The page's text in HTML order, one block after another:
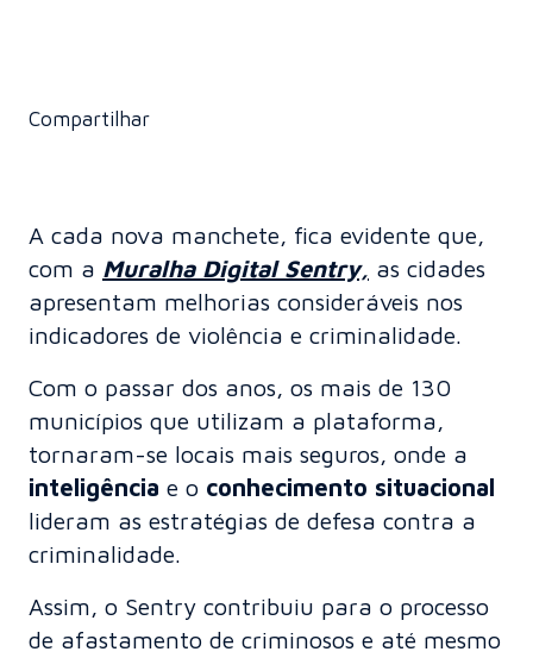
Compartilhar
A cada nova manchete, fica evidente que,
com a Muralha Digital Sentry, as cidades
apresentam melhorias consideráveis nos
indicadores de violência e criminalidade.
Com o passar dos anos, os mais de 130
municípios que utilizam a plataforma,
tornaram-se locais mais seguros, onde a
inteligência e o conhecimento situacional
lideram as estratégias de defesa contra a
criminalidade.
Assim, o Sentry contribuiu para o processo
de afastamento de criminosos e até mesmo